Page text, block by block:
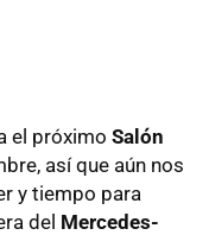
el próximo Salón
así que aún nos
y tiempo para
del Mercedes-